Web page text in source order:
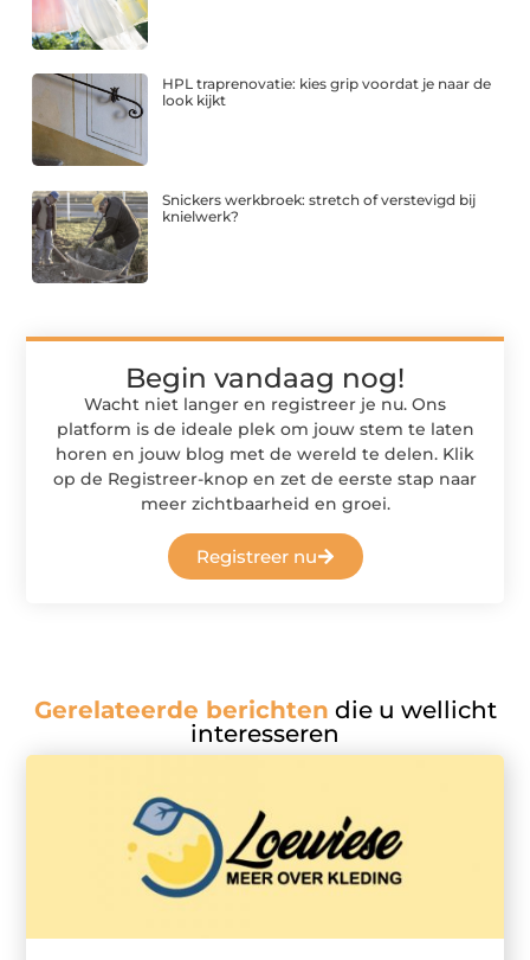
HPL traprenovatie: kies grip voordat je naar de
look kijkt
Snickers werkbroek: stretch of verstevigd bij
knielwerk?
Begin vandaag nog!
Wacht niet langer en registreer je nu. Ons
platform is de ideale plek om jouw stem te laten
horen en jouw blog met de wereld te delen. Klik
op de Registreer-knop en zet de eerste stap naar
meer zichtbaarheid en groei.
Registreer nu
Gerelateerde berichten die u wellicht
interesseren